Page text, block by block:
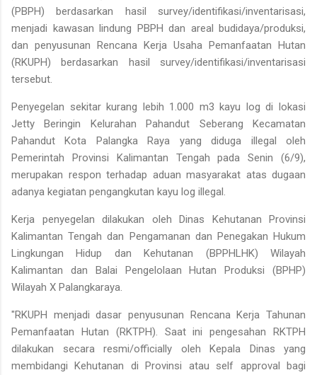
(PBPH) berdasarkan hasil survey/identifikasi/inventarisasi,
menjadi kawasan lindung PBPH dan areal budidaya/produksi,
dan penyusunan Rencana Kerja Usaha Pemanfaatan Hutan
(RKUPH) berdasarkan hasil survey/identifikasi/inventarisasi
tersebut.
Penyegelan sekitar kurang lebih 1.000 m3 kayu log di lokasi
Jetty Beringin Kelurahan Pahandut Seberang Kecamatan
Pahandut Kota Palangka Raya yang diduga illegal oleh
Pemerintah Provinsi Kalimantan Tengah pada Senin (6/9),
merupakan respon terhadap aduan masyarakat atas dugaan
adanya kegiatan pengangkutan kayu log illegal.
Kerja penyegelan dilakukan oleh Dinas Kehutanan Provinsi
Kalimantan Tengah dan Pengamanan dan Penegakan Hukum
Lingkungan Hidup dan Kehutanan (BPPHLHK) Wilayah
Kalimantan dan Balai Pengelolaan Hutan Produksi (BPHP)
Wilayah X Palangkaraya.
"RKUPH menjadi dasar penyusunan Rencana Kerja Tahunan
Pemanfaatan Hutan (RKTPH). Saat ini pengesahan RKTPH
dilakukan secara resmi/officially oleh Kepala Dinas yang
membidangi Kehutanan di Provinsi atau self approval bagi